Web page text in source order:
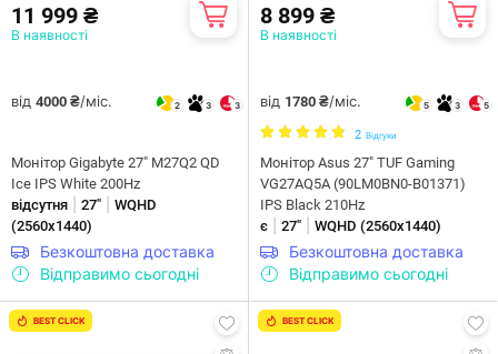
11 999 ₴
В наявності
від 4000 ₴/міс. 2 3 3
Монітор Gigabyte 27" M27Q2 QD
Ice IPS White 200Hz
відсутня
27"
WQHD
(2560х1440)
Безкоштовна доставка
Відправимо сьогодні
8 899 ₴
В наявності
від 1780 ₴/міс. 5 3 5
2 Відгуки
Монітор Asus 27" TUF Gaming
VG27AQ5A (90LM0BN0-B01371)
IPS Black 210Hz
є
27" WQHD (2560х1440)
Безкоштовна доставка
Відправимо сьогодні
BEST CLICK BEST CLICK